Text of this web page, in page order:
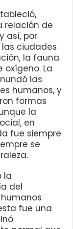
relación de
así, por
ciudades
la fauna
La
las
humanos, y
formas
la
en
fue siempre
se
la
del
fue una